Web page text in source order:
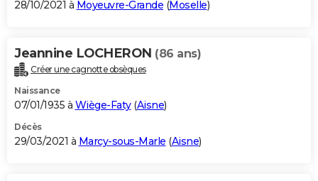
28/10/2021 à Moyeuvre-Grande (Moselle)
Jeannine LOCHERON (86 ans)
Créer une cagnotte obsèques
Naissance
07/01/1935 à Wiège-Faty(Aisne)
Décès
29/03/2021 à Marcy-sous-Marle (Aisne)